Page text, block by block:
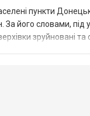
пункти
його словами, під
зруйновані